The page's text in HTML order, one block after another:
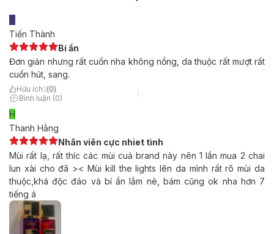
T
Tiến Thành
Bí ẩn
Đơn giản nhưng rất cuốn nha không nồng, da thuộc rất mượt rất
cuốn hút, sang.
Hữu ích (0)
Bình luận (0)
H
Thanh Hằng
Nhân viên cực nhiet tình
Mùi rất lạ, rất thíc các mùi cuả brand này nên 1 lần mua 2 chai
lun xài cho đã >< Mùi kill the lights lên da mình rất rõ mùi da
thuộc,khá độc đáo và bí ẩn lắm nè, bám cũng ok nha hơn 7
tiếng á